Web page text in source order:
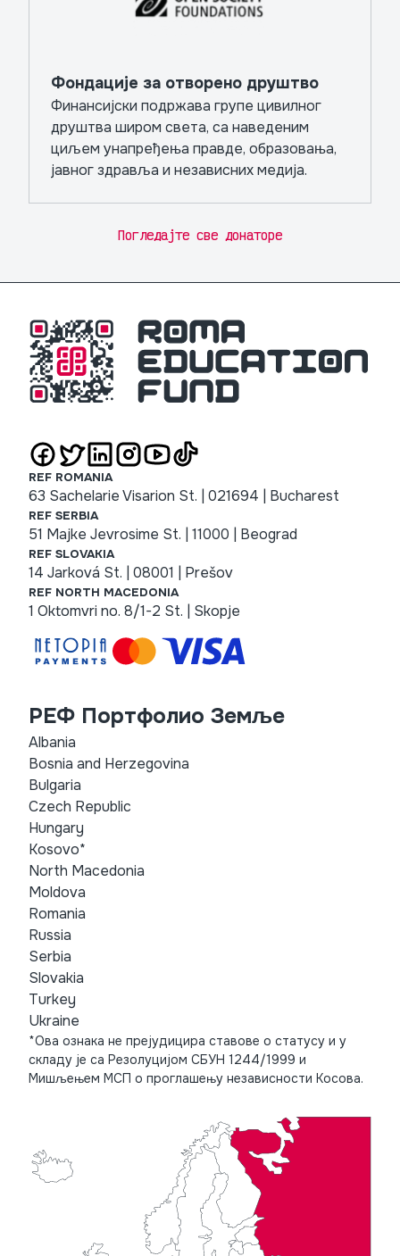
Фондације за отворено друштво
Финансијски подржава групе цивилног
друштва широм света, са наведеним
циљем унапређења правде, образовања,
јавног здравља и независних медија.
Погледајте све донаторе
REF ROMANIA
63 Sachelarie Visarion St. | 021694 | Bucharest
REF SERBIA
51 Majke Jevrosime St. | 11000 | Beograd
REF SLOVAKIA
14 Jarková St. | 08001 | Prešov
REF NORTH MACEDONIA
1 Oktomvri no. 8/1-2 St. | Skopje
РЕФ Портфолио Земље
Albania
Bosnia and Herzegovina
Bulgaria
Czech Republic
Hungary
Kosovo*
North Macedonia
Moldova
Romania
Russia
Serbia
Slovakia
Turkey
Ukraine
*Ова ознака не прејудицира ставове о статусу и у
складу је са Резолуцијом СБУН 1244/1999 и
Мишљењем МСП о проглашењу независности Косова.